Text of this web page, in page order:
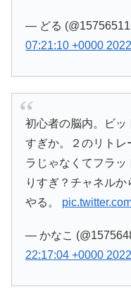
— どる
07:21:10 +0000 2022
初心者の脳内。ビッ
すぎか。２のリトレ
ラじゃなくてフラ
りすぎ？チャネル
やる。
— かなこ
22:17:04 +0000 2022